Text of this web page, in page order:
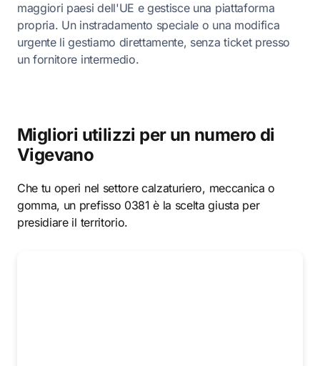
maggiori paesi dell'UE e gestisce una piattaforma
propria. Un instradamento speciale o una modifica
urgente li gestiamo direttamente, senza ticket presso
un fornitore intermedio.
Migliori utilizzi per un numero di
Vigevano
Che tu operi nel settore calzaturiero, meccanica o
gomma, un prefisso 0381 è la scelta giusta per
presidiare il territorio.